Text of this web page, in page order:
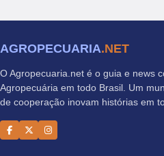
AGROPECUARIA.NET
O Agropecuaria.net é o guia e news
Agropecuária em todo Brasil. Um
de cooperação inovam histórias em